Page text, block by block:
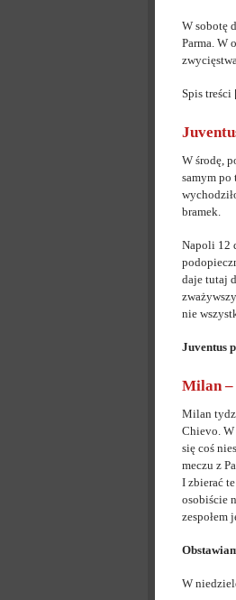
W sobotę
Parma. W
Spis treści
W środę,
samym po
bramek.
Napoli 12
daje tutaj
nie
Juventus
Milan –
Milan
Chievo.
się coś
meczu z
I zbierać
osobiście
zespołem
W